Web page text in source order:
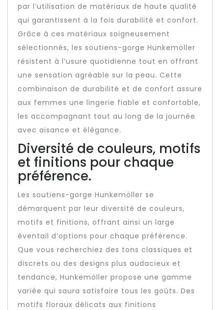
par l’utilisation de matériaux de haute qualité
qui garantissent à la fois durabilité et confort.
Grâce à ces matériaux soigneusement
sélectionnés, les soutiens-gorge Hunkemöller
résistent à l’usure quotidienne tout en offrant
une sensation agréable sur la peau. Cette
combinaison de durabilité et de confort assure
aux femmes une lingerie fiable et confortable,
les accompagnant tout au long de la journée
avec aisance et élégance.
Diversité de couleurs, motifs
et finitions pour chaque
préférence.
Les soutiens-gorge Hunkemöller se
démarquent par leur diversité de couleurs,
motifs et finitions, offrant ainsi un large
éventail d’options pour chaque préférence.
Que vous recherchiez des tons classiques et
discrets ou des designs plus audacieux et
tendance, Hunkemöller propose une gamme
variée qui saura satisfaire tous les goûts. Des
motifs floraux délicats aux finitions